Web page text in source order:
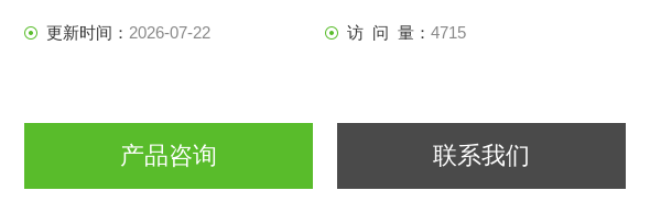
更新时间： 2026-07-22 访 问 量： 4715
产品咨询 联系我们